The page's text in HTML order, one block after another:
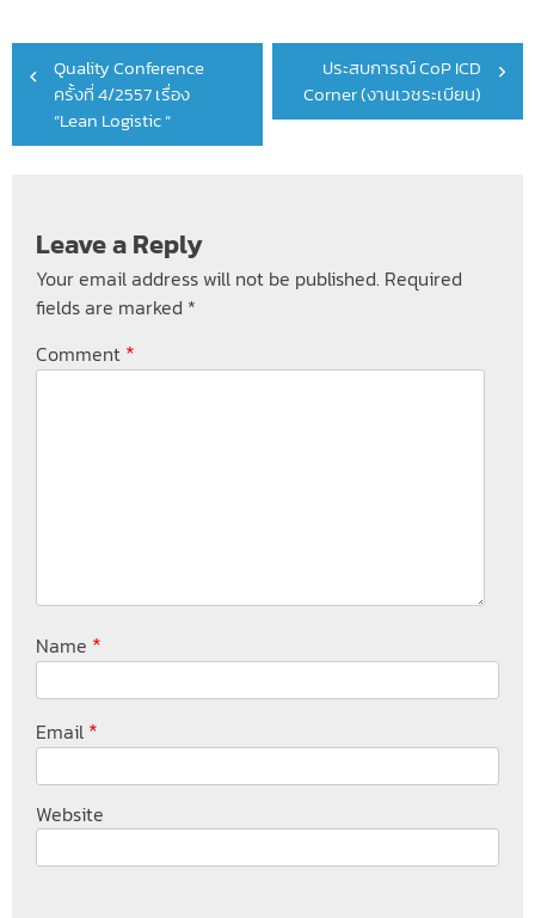
Post
navigation
Quality Conference
ครั้งที่ 4/2557 เรื่อง
“Lean Logistic “
ประสบการณ์ CoP ICD
Corner (งานเวชระเบียน)
Leave a Reply
Your email address will not be published. Required
fields are marked *
Comment *
Name *
Email *
Website